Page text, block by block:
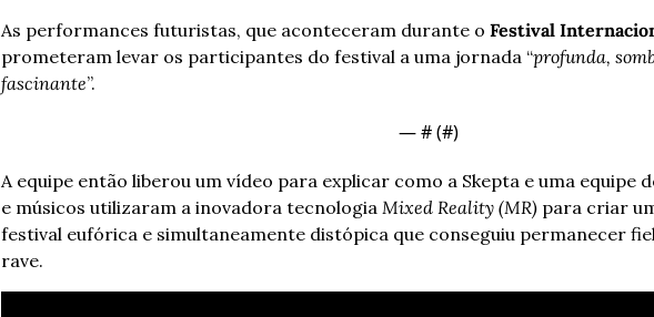
As performances futuristas, que aconteceram durante o Festival
prometeram levar os participantes do festival a uma jornada “profunda,
fascinante”.
— # (#)
A equipe então liberou um vídeo para explicar como a Skepta e uma equipe
e músicos utilizaram a inovadora tecnologia Mixed Reality (MR) para criar
festival eufórica e simultaneamente distópica que conseguiu permanecer
rave.